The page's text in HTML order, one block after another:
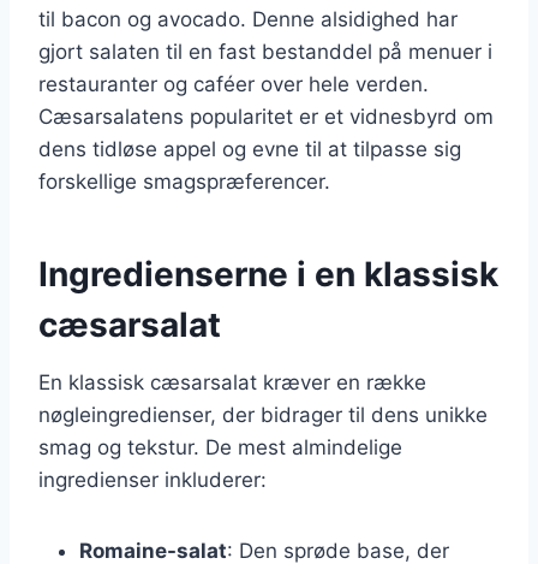
til bacon og avocado. Denne alsidighed har
gjort salaten til en fast bestanddel på menuer i
restauranter og caféer over hele verden.
Cæsarsalatens popularitet er et vidnesbyrd om
dens tidløse appel og evne til at tilpasse sig
forskellige smagspræferencer.
Ingredienserne i en klassisk
cæsarsalat
En klassisk cæsarsalat kræver en række
nøgleingredienser, der bidrager til dens unikke
smag og tekstur. De mest almindelige
ingredienser inkluderer:
Romaine-salat: Den sprøde base, der